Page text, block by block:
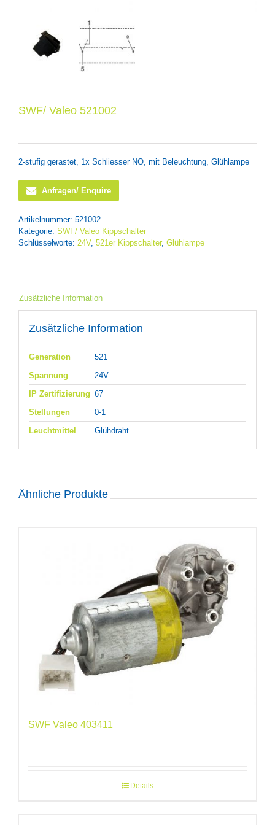
SWF/ Valeo 521002
2-stufig gerastet, 1x Schliesser NO, mit Beleuchtung, Glühlampe
Anfragen/ Enquire
Artikelnummer: 521002
Kategorie: SWF/ Valeo Kippschalter
Schlüsselworte: 24V, 521er Kippschalter, Glühlampe
Zusätzliche Information
Zusätzliche Information
Generation
521
Spannung
24V
IP Zertifizierung 67
Stellungen
0-1
Leuchtmittel
Glühdraht
Ähnliche Produkte
SWF Valeo 403411
Details